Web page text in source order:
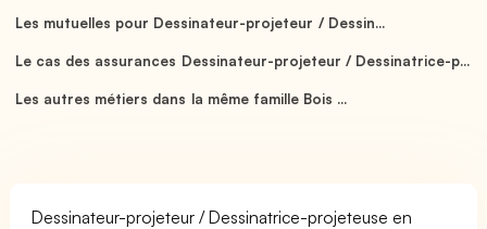
Les mutuelles pour Dessinateur-projeteur / Dessin...
Le cas des assurances Dessinateur-projeteur / Dessinatrice-p...
Les autres métiers dans la même famille Bois ...
Dessinateur-projeteur / Dessinatrice-projeteuse en